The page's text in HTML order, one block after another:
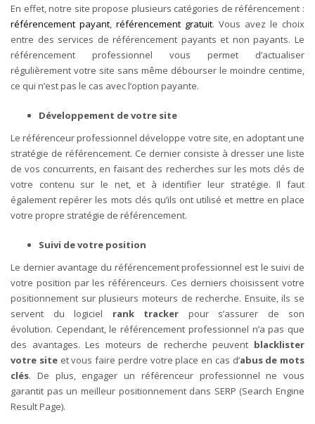
En effet, notre site propose plusieurs catégories de référencement :
référencement payant, référencement gratuit. Vous avez le choix
entre des services de référencement payants et non payants. Le
référencement professionnel vous permet d’actualiser
régulièrement votre site sans même débourser le moindre centime,
ce qui n’est pas le cas avec l’option payante.
Développement de votre site
Le référenceur professionnel développe votre site, en adoptant une
stratégie de référencement. Ce dernier consiste à dresser une liste
de vos concurrents, en faisant des recherches sur les mots clés de
votre contenu sur le net, et à identifier leur stratégie. Il faut
également repérer les mots clés qu’ils ont utilisé et mettre en place
votre propre stratégie de référencement.
Suivi de votre position
Le dernier avantage du référencement professionnel est le suivi de
votre position par les référenceurs. Ces derniers choisissent votre
positionnement sur plusieurs moteurs de recherche. Ensuite, ils se
servent du logiciel rank tracker pour s’assurer de son
évolution. Cependant, le référencement professionnel n’a pas que
des avantages. Les moteurs de recherche peuvent blacklister
votre site et vous faire perdre votre place en cas d’abus de mots
clés. De plus, engager un référenceur professionnel ne vous
garantit pas un meilleur positionnement dans SERP (Search Engine
Result Page).